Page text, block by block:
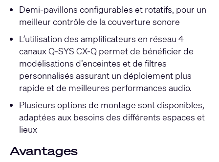
Demi-pavillons configurables et rotatifs, pour un
meilleur contrôle de la couverture sonore
L’utilisation des amplificateurs en réseau 4
canaux Q-SYS CX-Q permet de bénéficier de
modélisations d’enceintes et de filtres
personnalisés assurant un déploiement plus
rapide et de meilleures performances audio.
Plusieurs options de montage sont disponibles,
adaptées aux besoins des différents espaces et
lieux
Avantages